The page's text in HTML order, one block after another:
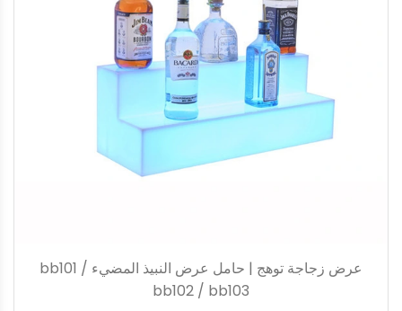
عرض زجاجة توهج | حامل عرض النبيذ المضيء bb101 /
bb102 / bb103